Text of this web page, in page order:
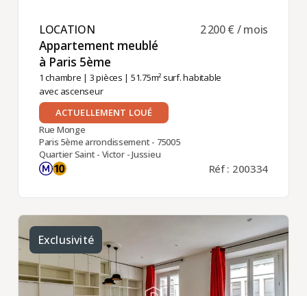
LOCATION ​
Appartement meublé
à Paris 5ème ​
1 chambre | 3 pièces | 51.75m² surf. habitable
avec ascenseur
2 200 € / mois
ACTUELLEMENT LOUÉ
Rue Monge
Paris 5ème arrondissement - 75005
Quartier Saint - Victor - Jussieu
Réf : 200334
Exclusivité